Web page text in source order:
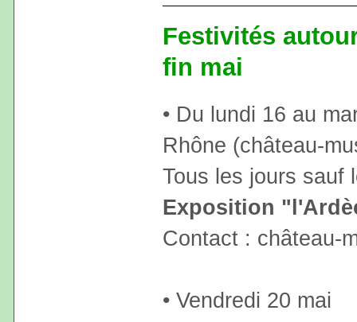
Festivités
fin mai
• Du lundi 16 au
Rhône (château-
Tous les jours sauf
Exposition
Contact : château-
• Vendredi 20 mai